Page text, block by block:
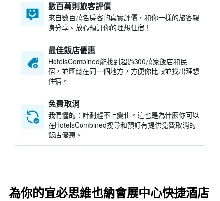
數百萬則旅客評價
來自數百萬名房客的真實評價，和你一樣的旅客親
身分享。放心預訂你的理想住宿！
最佳飯店優惠
HotelsCombined​能找到超過300萬家飯店和民
宿，並匯總在同一個地方，方便你比較並找出理想
住宿。
免費取消
我們懂的：計劃趕不上變化。這也是為什麼你可以
在HotelsCombined搜尋和預訂有提供免費取消的
飯店優惠。
為你的宜必思維也納會展中心快捷酒店